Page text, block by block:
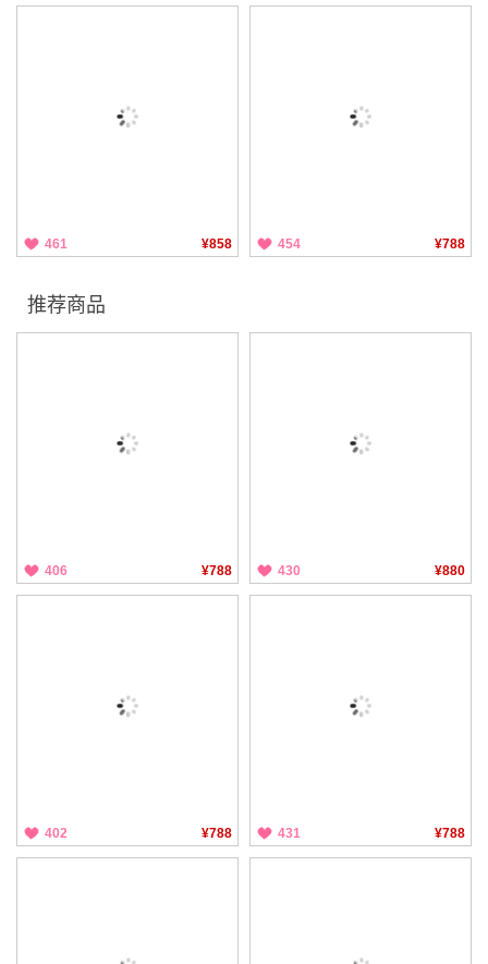
461 ¥858 454 ¥788
推荐商品
406 ¥788 430 ¥880
402 ¥788 431 ¥788